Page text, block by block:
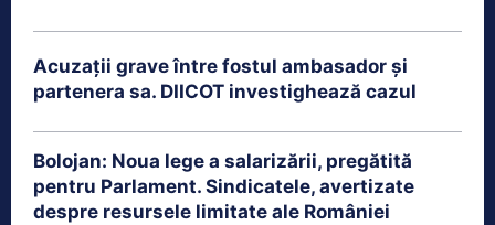
Acuzații grave între fostul ambasador și
partenera sa. DIICOT investighează cazul
Bolojan: Noua lege a salarizării, pregătită
pentru Parlament. Sindicatele, avertizate
despre resursele limitate ale României